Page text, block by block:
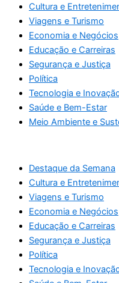
Cultura e
Viagens e Turismo
Economia e Negócios
Educação e Carreiras
Segurança e Justiça
Política
Tecnologia e
Saúde e Bem-Estar
Meio Ambiente e
Destaque da Semana
Cultura e
Viagens e Turismo
Economia e Negócios
Educação e Carreiras
Segurança e Justiça
Política
Tecnologia e